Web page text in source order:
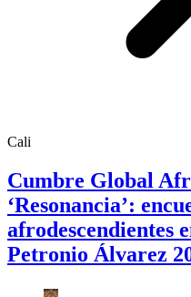
Cali
Cumbre Global
‘Resonancia’:
afrodescendientes
Petronio Álvarez